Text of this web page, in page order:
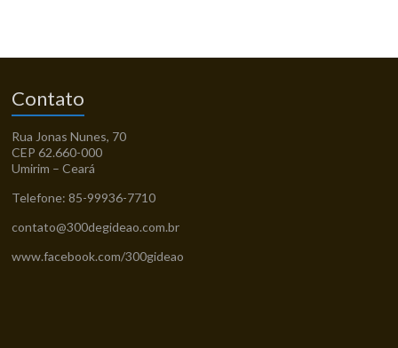
Contato
Rua Jonas Nunes, 70
CEP 62.660-000
Umirim – Ceará
Telefone: 85-99936-7710
contato@300degideao.com.br
www.facebook.com/300gideao